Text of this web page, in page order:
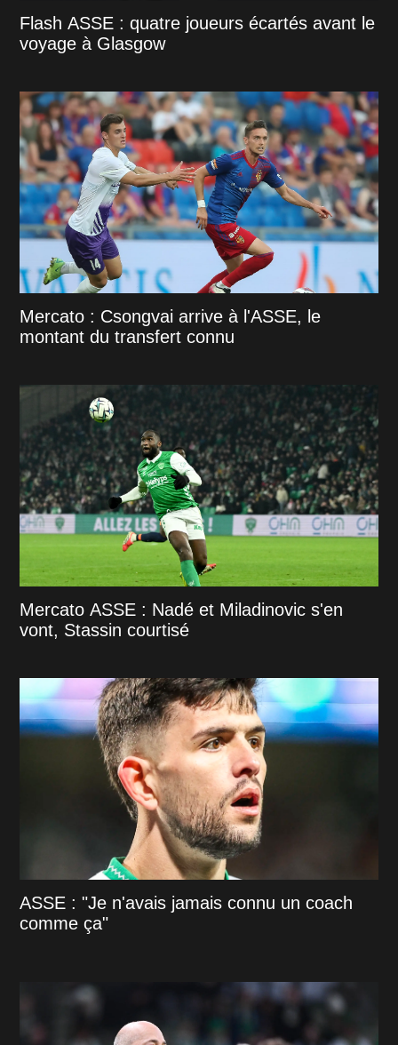
Flash ASSE : quatre joueurs écartés avant le
voyage à Glasgow
Mercato : Csongvai arrive à l'ASSE, le
montant du transfert connu
Mercato ASSE : Nadé et Miladinovic s'en
vont, Stassin courtisé
ASSE : "Je n'avais jamais connu un coach
comme ça"